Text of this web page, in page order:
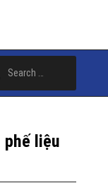
phế liệu